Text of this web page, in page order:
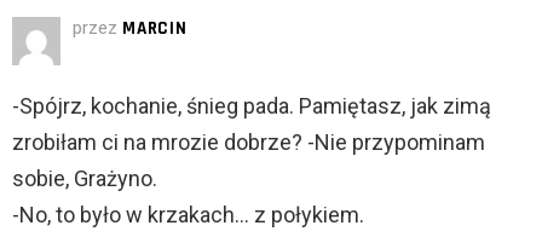
przez MARCIN
-Spójrz, kochanie, śnieg pada. Pamiętasz, jak zimą
zrobiłam ci na mrozie dobrze? -Nie przypominam
sobie, Grażyno.
-No, to było w krzakach… z połykiem.